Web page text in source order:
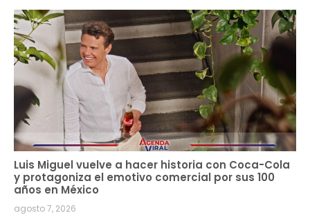
Luis Miguel vuelve a hacer historia con Coca-Cola
y protagoniza el emotivo comercial por sus 100
años en México
agosto 7, 2026